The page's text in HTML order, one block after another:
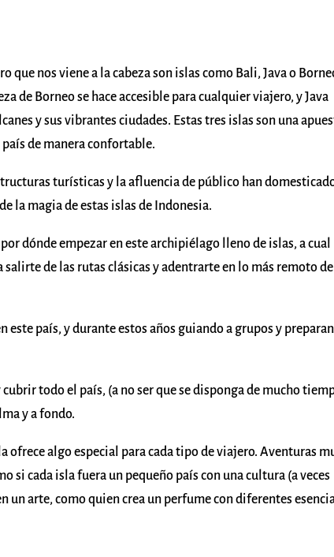
que nos viene a la cabeza son islas como Bali, Java o
de Borneo se hace accesible para cualquier viajero, y Java
y sus vibrantes ciudades. Estas tres islas son una
de manera confortable.
turísticas y la afluencia de público han
la magia de estas islas de Indonesia.
dónde empezar en este archipiélago lleno de islas, a cual
de las rutas clásicas y adentrarte en lo más remoto de
este país, y durante estos años guiando a grupos y
todo el país, (a no ser que se disponga de mucho
y a fondo.
algo especial para cada tipo de viajero. Aventuras
si cada isla fuera un pequeño país con una cultura (a veces
un arte, como quien crea un perfume con diferentes